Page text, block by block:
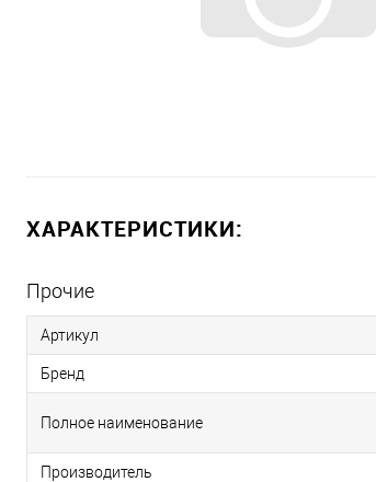
ХАРАКТЕРИСТИКИ:
Прочие
Артикул
Бренд
Полное наименование
Производитель